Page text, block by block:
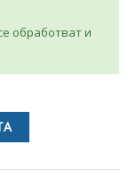
обработват и